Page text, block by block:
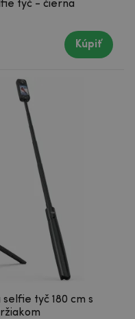
tyč - čierna
Kúpiť
tyč 180 cm s